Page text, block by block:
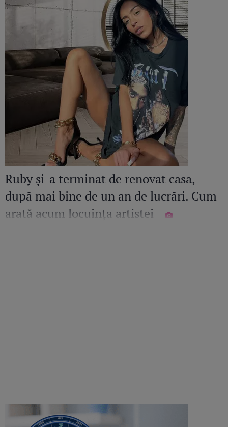
Ruby și-a terminat de renovat casa,
după mai bine de un an de lucrări. Cum
arată acum locuința artistei